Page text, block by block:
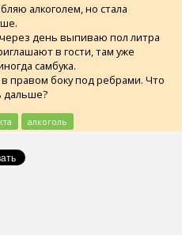
алкоголем, но стала
день выпиваю пол литра
в гости, там уже
самбука.
правом боку под ребрами. Что
дальше?
алкоголь